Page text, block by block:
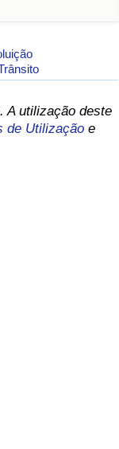
A utilização deste
de Utilização e